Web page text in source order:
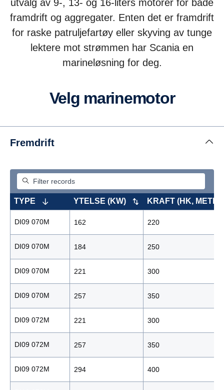
utvalg av 9-, 13- og 16-liters motorer for både
framdrift og aggregater. Enten det er framdrift
for raske patruljefartøy eller skyving av tunge
lektere mot strømmen har Scania en
marineløsning for deg.
Velg marinemotor
Fremdrift
TYPE YTELSE (KW) KRAFT (HK,
DI09 070M 162 220
DI09 070M 184 250
DI09 070M 221 300
DI09 070M 257 350
DI09 072M 221 300
DI09 072M 257 350
DI09 072M 294 400